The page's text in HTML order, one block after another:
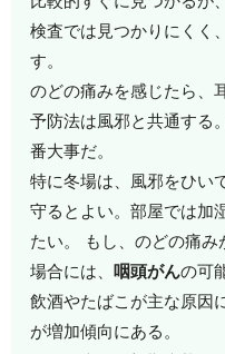
検査では見つかりにくく
す。
のどの痛みを感じたら、
予防法は風邪と共通する
番大事だ。
特に冬場は、風邪をひい
守るとよい。部屋では加
たい。 もし、のどの痛み
場合には、咽頭がんの可
飲酒やたばこが主な原因
が増加傾向にある。